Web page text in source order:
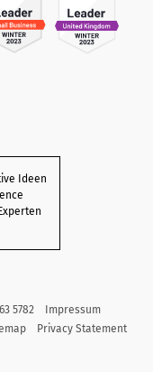
Ideen
5782
Impressum
Privacy Statement